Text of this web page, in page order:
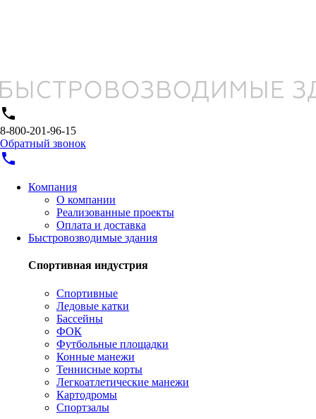
phone
8-800-201-96-15
Обратный звонок
phone
Компания
О компании
Реализованные проекты
Оплата и доставка
Быстровозводимые здания
Спортивная индустрия
Спортивные
Ледовые катки
Бассейны
ФОК
Футбольные площадки
Конные манежи
Теннисные корты
Легкоатлетические манежи
Картодромы
Спортзалы